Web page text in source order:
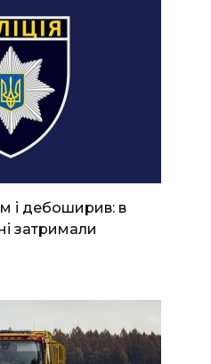
і дебоширив: в
затримали